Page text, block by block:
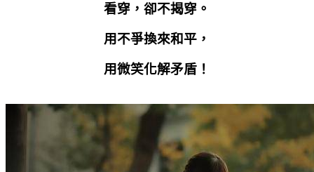
看穿，卻不揭穿。
用不爭換來和平，
用微笑化解矛盾！